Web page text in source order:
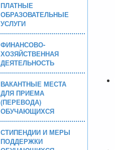
ПЛАТНЫЕ
ОБРАЗОВАТЕЛЬНЫЕ
УСЛУГИ
ФИНАНСОВО-
ХОЗЯЙСТВЕННАЯ
ДЕЯТЕЛЬНОСТЬ
ВАКАНТНЫЕ МЕСТА
ДЛЯ ПРИЕМА
(ПЕРЕВОДА)
ОБУЧАЮЩИХСЯ
СТИПЕНДИИ И МЕРЫ
ПОДДЕРЖКИ